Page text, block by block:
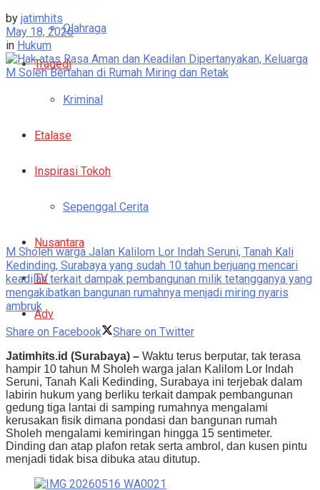
Olahraga
Tragedi
Kriminal
Etalase
Inspirasi Tokoh
Sepenggal Cerita
Nusantara
TV
Adv
by jatimhits
May 18, 2026
in Hukum
M Sholeh warga Jalan Kalilom Lor Indah Seruni, Tanah Kali
Kedinding, Surabaya yang sudah 10 tahun berjuang mencari
keadilan terkait dampak pembangunan milik tetangganya yang
mengakibatkan bangunan rumahnya menjadi miring nyaris
ambruk
Share on Facebook
Share on Twitter
Jatimhits.id (Surabaya) – Waktu terus berputar, tak terasa
hampir 10 tahun M Sholeh warga jalan Kalilom Lor Indah
Seruni, Tanah Kali Kedinding, Surabaya ini terjebak dalam
labirin hukum yang berliku terkait dampak pembangunan
gedung tiga lantai di samping rumahnya mengalami
kerusakan fisik dimana pondasi dan bangunan rumah
Sholeh mengalami kemiringan hingga 15 sentimeter.
Dinding dan atap plafon retak serta ambrol, dan kusen pintu
menjadi tidak bisa dibuka atau ditutup.